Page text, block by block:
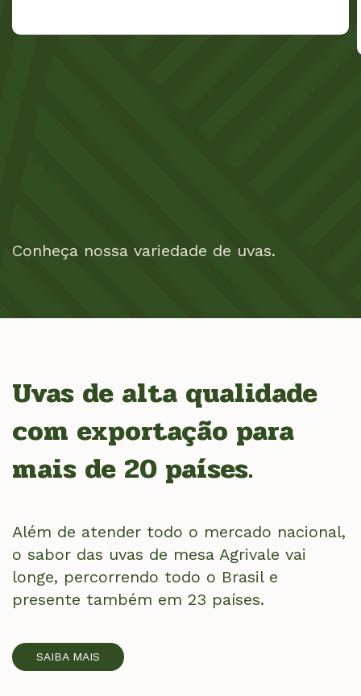
Conheça nossa variedade de uvas.
Uvas de alta qualidade
com exportação para
mais de 20 países.
Além de atender todo o mercado nacional,
o sabor das uvas de mesa Agrivale vai
longe, percorrendo todo o Brasil e
presente também em 23 países.
SAIBA MAIS